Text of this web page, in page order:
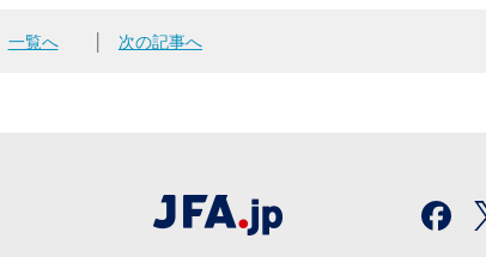
一覧へ 次の記事へ